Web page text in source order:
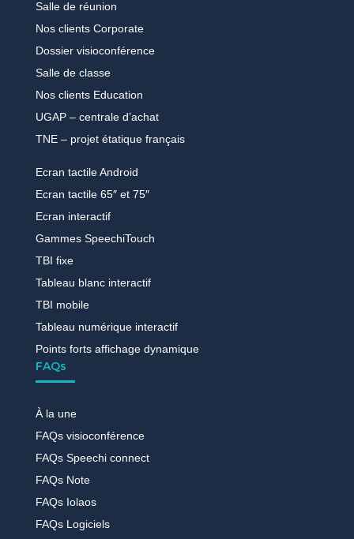
Salle de réunion
Nos clients Corporate
Dossier visioconférence
Salle de classe
Nos clients Education
UGAP – centrale d’achat
TNE – projet étatique français
Ecran tactile Android
Ecran tactile 65″ et 75″
Ecran interactif
Gammes SpeechiTouch
TBI fixe
Tableau blanc interactif
TBI mobile
Tableau numérique interactif
Points forts affichage dynamique
FAQs
À la une
FAQs visioconférence
FAQs Speechi connect
FAQs Note
FAQs Iolaos
FAQs Logiciels